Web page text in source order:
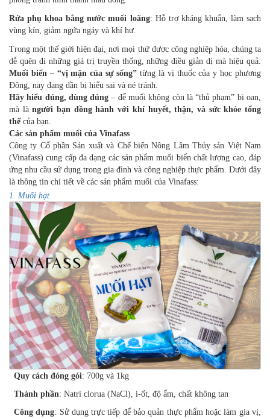
Rửa phụ khoa bằng nước muối loãng: Hỗ trợ kháng khuẩn, làm sạch
vùng kín, giảm ngứa ngáy và khí hư.
Trong một thế giới hiện đại, nơi mọi thứ được công nghiệp hóa, chúng ta
dễ quên đi những giá trị truyền thống, những điều giản dị mà hiệu quả.
Muối biển – “vị mặn của sự sống” từng là vị thuốc của y học phương
Đông, nay đang dần bị hiểu sai và né tránh.
Hãy hiểu đúng, dùng đúng – để muối không còn là “thủ phạm” bị oan,
mà làngười bạn đồng hành với khí huyết, thận, và sức khỏe tổng
thểcủa bạn.
Các sản phẩm muối của Vinafass
Công ty Cổ phần Sản xuất và Chế biến Nông Lâm Thủy sản Việt Nam
(Vinafass) cung cấp đa dạng các sản phẩm muối biển chất lượng cao, đáp
ứng nhu cầu sử dụng trong gia đình và công nghiệp thực phẩm. Dưới đây
là thông tin chi tiết về các sản phẩm muối của Vinafass:
1. Muối hạt
Quy cách đóng gói: 700g và 1kg
Thành phần: Natri clorua (NaCl), i-ốt, độ ẩm, chất không tan
Công dụng: Sử dụng trực tiếp để bảo quản thực phẩm hoặc làm gia vị,